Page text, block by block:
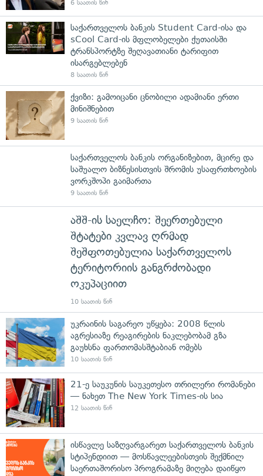
6 საათის წინ
საქართველოს ბანკის Student Card-ისა და
sCool Card-ის მფლობელები ქუთაისში
ტრანსპორტზე შეღავათიანი ტარიფით
ისარგებლებენ
8 საათის წინ
ქვიზი: გამოიცანი ცნობილი ადამიანი ერთი
მინიშნებით
9 საათის წინ
საქართველოს ბანკის ორგანიზებით, მცირე და
საშუალო ბიზნესისთვის შრომის უსაფრთხოების
ვორკშოპი გაიმართა
9 საათის წინ
აშშ-ის საელჩო: შეერთებული
შტატები კვლავ ღრმად
შეშფოთებულია საქართველოს
ტერიტორიის განგრძობადი
ოკუპაციით
10 საათის წინ
უკრაინის საგარეო უწყება: 2008 წლის
აგრესიაზე რეაგირების ნაკლებობამ გზა
გაუხსნა ფართომასშტაბიან ომებს
10 საათის წინ
21-ე საუკუნის საუკეთესო თრილერი რომანები
— ნახეთ The New York Times-ის სია
12 საათის წინ
ისწავლე საზღვარგარეთ საქართველოს ბანკის
სტიპენდიით — მოსწავლეებისთვის შექმნილ
საერთაშორისო პროგრამაზე მიღება დაიწყო